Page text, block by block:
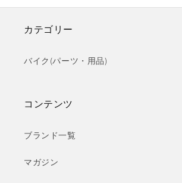
カテゴリー
バイク(パーツ・用品)
コンテンツ
ブランド一覧
マガジン